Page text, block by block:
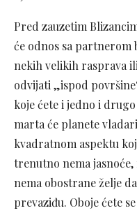
Pred zauzetim
će odnos sa partnerom
nekih velikih rasprava
odvijati „ispod
koje ćete i jedno i
marta će planete
kvadratnom aspektu
trenutno nema
nema obostrane želje
prevaziđu. Oboje ćete